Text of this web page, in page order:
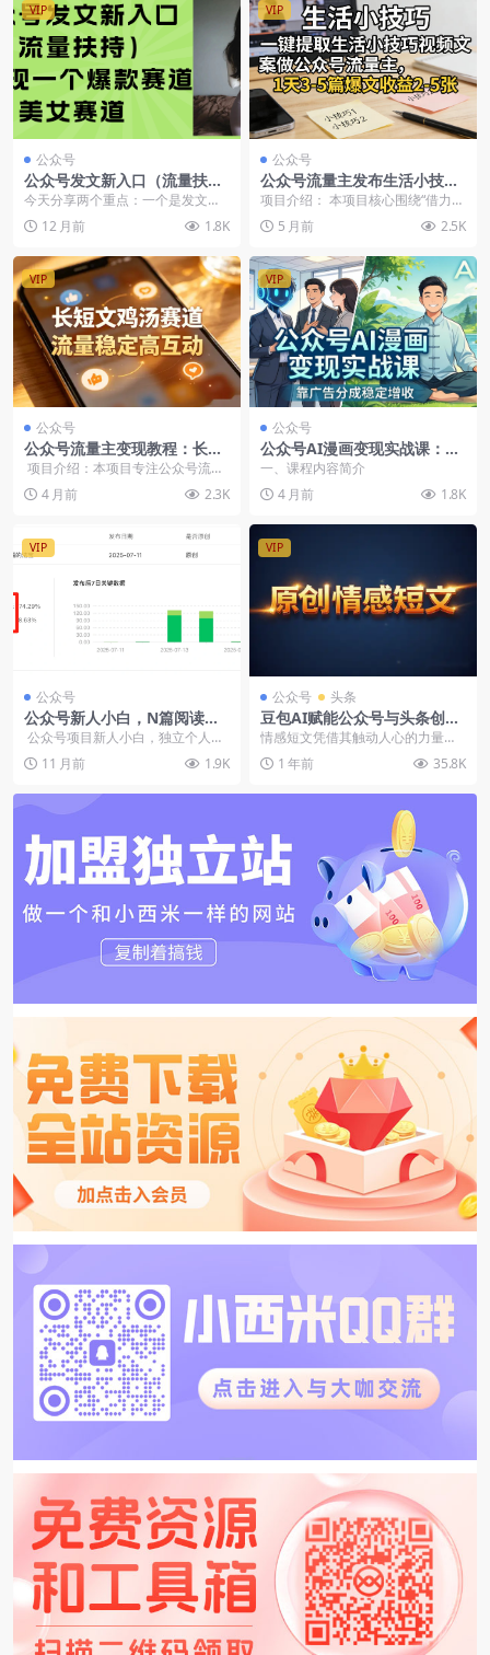
VIP
公众号
公众号发文新入口（流量扶
持），又发现一个爆款赛道：
今天分享两个重点：一个是发文入
口会有流量扶持，一个是公众号一
个新赛道的玩法。
12 月前 1.8K
VIP
公众号
公众号流量主发布生活小技
巧，一键复制爆款文案！轻松
项目介绍： 本项目核心围绕“借力变
现”展开，无需专业写作功底、不用
拍摄剪辑，依托...
5 月前 2.5K
VIP
公众号
公众号流量主变现教程：长短
文鸡汤垂直赛道，从快速起号
到爆款复制，持续更新实现稳
定收益
项目介绍：本项目专注公众号流量
主变现，主打长短文鸡汤垂直赛
道，粉丝粘...
4 月前 2.3K
VIP
公众号
公众号AI漫画变现实战课：星
座/职场/养生多赛道+智能体发
文，零基础靠广告分成稳定赚
钱（飞书文档教程）
一、课程内容简介
4 月前
1.8K
VIP
公众号
公众号新人小白，N篇阅读量
过万，pr求合作，小绿书大有
可为（飞书文档教程）
公众号项目新人小白，独立个人无
工作室，只有一个账号，一共更新6
6篇，...
11 月前 1.9K
VIP
公众号 头条
豆包AI赋能公众号与头条创
作：高效打造情感短文，实现
日入300+
情感短文凭借其触动人心的力量，
成为公众号和今日头条上的热门品
类。今天，我将为大家...
1 年前 35.8K